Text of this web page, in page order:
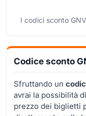
I codici sconto
Codice sconto
Sfruttando un
avrai la possibilità
prezzo dei biglietti